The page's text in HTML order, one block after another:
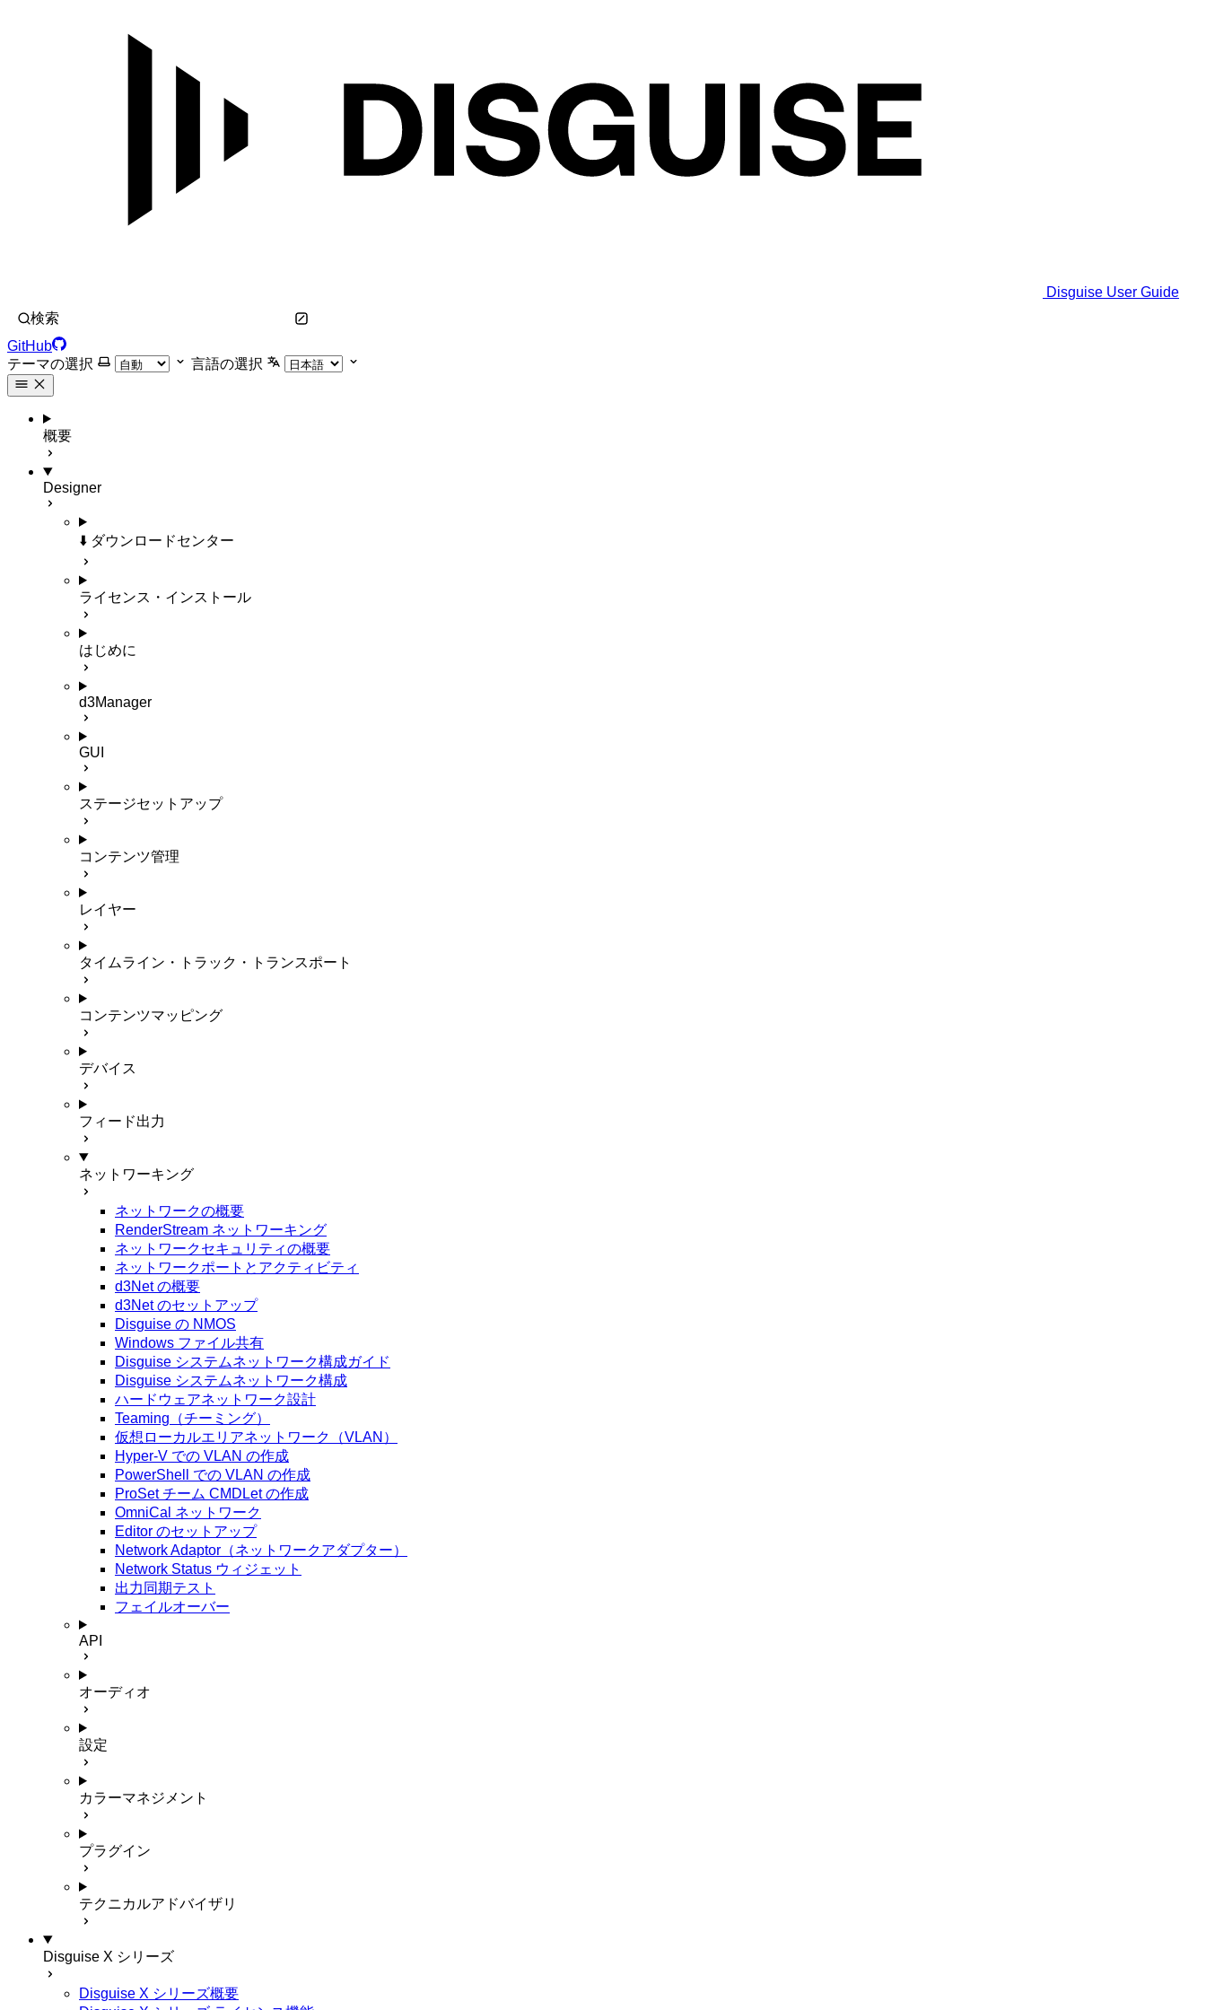
Disguise User Guide
検索
GitHub
テーマの選択
言語の選択
概要
Designer
⬇️ ダウンロードセンター
ライセンス・インストール
はじめに
d3Manager
GUI
ステージセットアップ
コンテンツ管理
レイヤー
タイムライン・トラック・トランスポート
コンテンツマッピング
デバイス
フィード出力
ネットワーキング
ネットワークの概要
RenderStream ネットワーキング
ネットワークセキュリティの概要
ネットワークポートとアクティビティ
d3Net の概要
d3Net のセットアップ
Disguise の NMOS
Windows ファイル共有
Disguise システムネットワーク構成ガイド
Disguise システムネットワーク構成
ハードウェアネットワーク設計
Teaming（チーミング）
仮想ローカルエリアネットワーク（VLAN）
Hyper-V での VLAN の作成
PowerShell での VLAN の作成
ProSet チーム CMDLet の作成
OmniCal ネットワーク
Editor のセットアップ
Network Adaptor（ネットワークアダプター）
Network Status ウィジェット
出力同期テスト
フェイルオーバー
API
オーディオ
設定
カラーマネジメント
プラグイン
テクニカルアドバイザリ
Disguise X シリーズ
Disguise X シリーズ概要